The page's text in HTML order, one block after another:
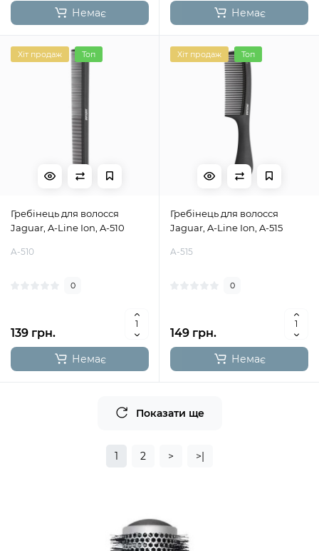
Немає Немає
Хіт продаж Топ
Гребінець для волосся
Jaguar, A-Line Ion, A-510
A-510
0
139 грн.
Немає
Хіт продаж Топ
Гребінець для волосся
Jaguar, A-Line Ion, A-515
A-515
0
149 грн.
Немає
Показати ще
1 2 > >|